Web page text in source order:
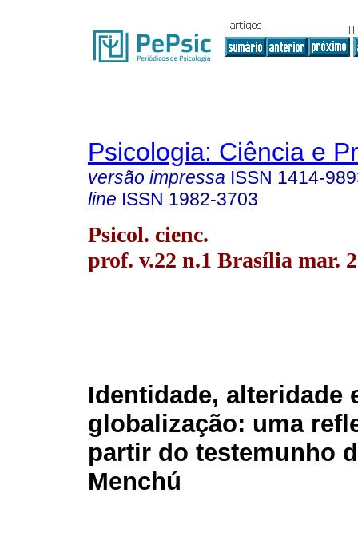
Psicologia: Ciência e
versão impressa ISSN 1414-
line ISSN 1982-3703
Psicol. cienc.
prof. v.22 n.1 Brasília mar.
Identidade, alteridade
globalização: uma
partir do testemunho
Menchú